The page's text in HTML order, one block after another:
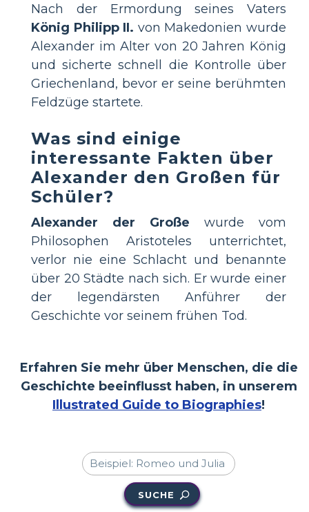
Nach der Ermordung seines Vaters
König Philipp II. von Makedonien wurde
Alexander im Alter von 20 Jahren König
und sicherte schnell die Kontrolle über
Griechenland, bevor er seine berühmten
Feldzüge startete.
Was sind einige
interessante Fakten über
Alexander den Großen für
Schüler?
Alexander der Große wurde vom
Philosophen Aristoteles unterrichtet,
verlor nie eine Schlacht und benannte
über 20 Städte nach sich. Er wurde einer
der legendärsten Anführer der
Geschichte vor seinem frühen Tod.
Erfahren Sie mehr über Menschen, die die
Geschichte beeinflusst haben, in unserem
Illustrated Guide to Biographies!
SUCHE